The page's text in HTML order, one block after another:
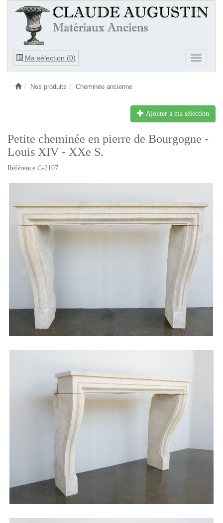
Ma sélection (0)
Ouvrir
Ouvrir
le
Nos produits Cheminée ancienne
Ajouter à ma sélection
Petite cheminée en pierre de Bourgogne -
Louis XIV - XXe S.
Référence C-2107